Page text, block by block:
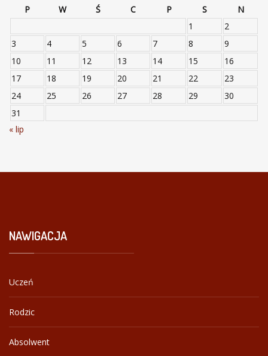
P
W Ś C P S
N
1
2
3
4 5 6 7 8
9
10
11 12 13 14 15
16
17
18 19 20 21 22
23
24
25 26 27 28 29
30
31
« lip
NAWIGACJA
Uczeń
Rodzic
Absolwent